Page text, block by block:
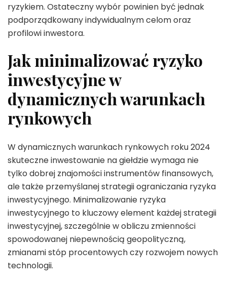
ryzykiem. Ostateczny wybór powinien być jednak
podporządkowany indywidualnym celom oraz
profilowi inwestora.
Jak minimalizować ryzyko
inwestycyjne w
dynamicznych warunkach
rynkowych
W dynamicznych warunkach rynkowych roku 2024
skuteczne inwestowanie na giełdzie wymaga nie
tylko dobrej znajomości instrumentów finansowych,
ale także przemyślanej strategii ograniczania ryzyka
inwestycyjnego. Minimalizowanie ryzyka
inwestycyjnego to kluczowy element każdej strategii
inwestycyjnej, szczególnie w obliczu zmienności
spowodowanej niepewnością geopolityczną,
zmianami stóp procentowych czy rozwojem nowych
technologii.